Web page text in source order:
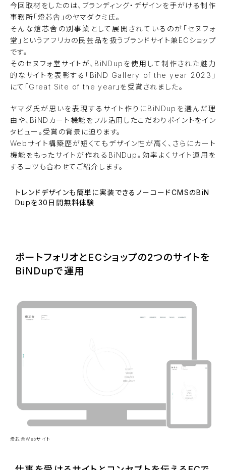
今回取材をしたのは、ブランディング・デザインを手がける制作
事務所「燈芯舎」のヤマダクミ氏。
そんな燈芯舎の別事業として展開されているのが「セヌフォ
堂」というアフリカの民芸品を扱うブランドサイト兼ECショップ
です。
そのセヌフォ堂サイトが、BiNDupを使用して制作された魅力
的なサイトを表彰する「BiND Gallery of the year 2023 」
にて「Great Site of the year」を受賞されました。
ヤマダ氏が思いを表現するサイト作りにBiNDup を選んだ理
由や、BiNDカート機能をフル活用したこだわりポイントをイン
タビュー。受賞の背景に迫ります。
Webサイト構築歴が短くてもデザイン性が高く、さらにカート
機能をもったサイトが作れるBiNDup。効率よくサイト運用を
するコツも合わせてご紹介します。
トレンドデザインも簡単に実装できるノーコードCMSのBiN
Dupを30日間無料体験
ポートフォリオとECショップの2つのサイトを
BiNDupで運用
燈芯舎Webサイト